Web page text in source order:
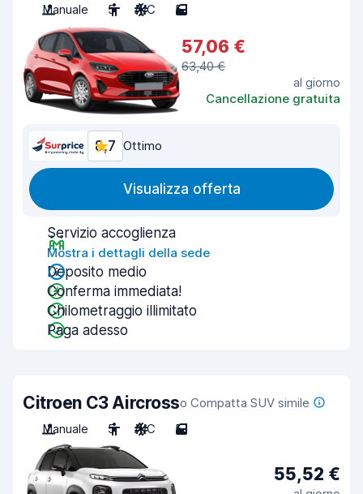
Manuale
5 A/C 5
57,06 €
63,40 €
al giorno
Cancellazione gratuita
8,7 Ottimo
Visualizza offerta
Servizio accoglienza
Mostra i dettagli della sede
Deposito medio
Conferma immediata!
Chilometraggio illimitato
Paga adesso
Citroen C3 Aircrosso Compatta SUV simile
Manuale
5 A/C 5
55,52 €